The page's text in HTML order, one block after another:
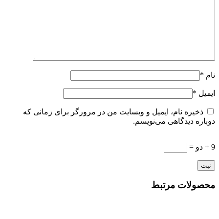
نام *
ایمیل *
ذخیره نام، ایمیل و وبسایت من در مرورگر برای زمانی که
دوباره دیدگاهی می‌نویسم.
9 + دو =
محصولات مرتبط